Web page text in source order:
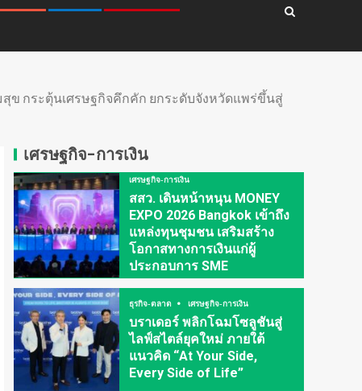
มสุข กระตุ้นเศรษฐกิจคึกคัก ยกระดับจังหวัดแพร่ขึ้นสู่
เศรษฐกิจ-การเงิน
เศรษฐกิจ-การเงิน
สสว. เดินหน้าหนุน MONEY
EXPO 2026 Bangkok เข้าถึง
แหล่งทุนชุมชน เสริมสร้าง
โอกาสทางการเงินแก่ผู้
ประกอบการ SME
ธุรกิจ-ตลาด เศรษฐกิจ-การเงิน
บราเดอร์ พลิกโฉมโซลูชันสู่
ไลฟ์สไตล์ยุคใหม่ ภายใต้
แนวคิด “At Your Side,
Every Side of Life”